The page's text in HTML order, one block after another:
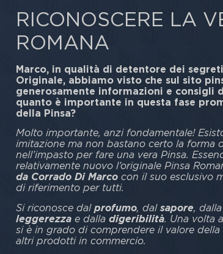
RICONOSCERE LA
ROMANA
Marco, in qualità di detentore dei
Originale, abbiamo visto che sul sito
generosamente informazioni e consigli
quanto è importante in questa fase
della Pinsa?
Molto importante, anzi fondamentale!
imitazione ma non bastano certo la forma
nell’impasto per fare una vera Pinsa.
relativamente nuovo l’originale Pinsa
da Corrado Di Marco con il suo esclusivo
di riferimento per tutti.
Si riconosce dal profumo, dal sapore, dalla
leggerezza e dalla digeribilità. Una volta
si è in grado di comprendere il valore
altri prodotti in commercio.